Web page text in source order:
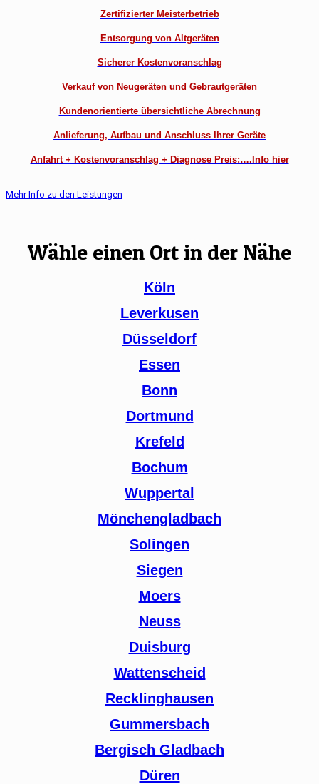
Zertifizierter Meisterbetrieb
Entsorgung von Altgeräten
Sicherer Kostenvoranschlag
Verkauf von Neugeräten und Gebrautgeräten
Kundenorientierte übersichtliche Abrechnung
Anlieferung, Aufbau und Anschluss Ihrer Geräte
Anfahrt + Kostenvoranschlag + Diagnose Preis:….Info hier
Mehr Info zu den Leistungen
Wähle einen Ort in der Nähe
Köln
Leverkusen
Düsseldorf
Essen
Bonn
Dortmund
Krefeld
Bochum
Wuppertal
Mönchengladbach
Solingen
Siegen
Moers
Neuss
Duisburg
Wattenscheid
Recklinghausen
Gummersbach
Bergisch Gladbach
Düren